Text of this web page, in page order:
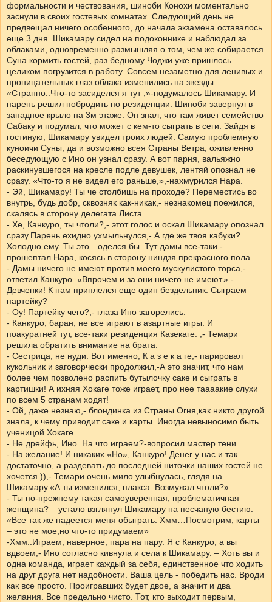
формальности и чествования, шиноби Конохи моментально
заснули в своих гостевых комнатах. Следующий день не
предвещал ничего особенного, до начала экзамена оставалось
еще 3 дня. Шикамару сидел на подоконнике и наблюдал за
облаками, одновременно размышляя о том, чем же собирается
Суна кормить гостей, раз бедному Чоджи уже пришлось
целиком погрузится в работу. Совсем незаметно для ленивых и
проницательных глаз облака изменились на звезды.
«Странно..Что-то засиделся я тут ,»-подумалось Шикамару. И
парень решил побродить по резиденции. Шиноби завернул в
западное крыло на 3м этаже. Он знал, что там живет семейство
Сабаку и подумал, что может с кем-то сыграть в сеги. Зайдя в
гостиную, Шикамару увидел троих людей. Самую проблемную
куноичи Суны, да и возможно всея Страны Ветра, оживленно
беседующую с Ино он узнал сразу. А вот парня, вальяжно
раскинувшегося на кресле подле девушек, лентяй опознал не
сразу. «Что-то я не видел его раньше,»,-нахмурился Нара.
- Эй, Шикамару! Ты че столбишь на проходе? Переместись во
внутрь, будь добр, сквозняк как-никак,- незнакомец поежился,
скалясь в сторону делегата Листа.
- Хе, Канкуро, ты чтоли?,- этот голос и оскал Шикамару опознал
сразу.Парень ехидно ухмыльнулся,- А где же твоя кабуки?
Холодно ему. Ты это…оделся бы. Тут дамы все-таки.-
прошептал Нара, косясь в сторону ниндзя прекрасного пола.
- Дамы ничего не имеют против моего мускулистого торса,-
ответил Канкуро. «Впрочем и за они ничего не имеют.» -
Девченки! К нам приплелся еще один бездельник. Сыграем
партейку?
- Оу! Партейку чего?,- глаза Ино загорелись.
- Канкуро, баран, не все играют в азартные игры. И
поакуратней тут, все-таки резиденция Казекаге. ,- Темари
решила обратить внимание на брата.
- Сестрица, не нуди. Вот именно, К а з е к а ге,- парировал
кукольник и заговорчески продолжил,-А это значит, что нам
более чем позволено распить бутылочку саке и сыграть в
картишки! А ихняя Хокаге тоже играет, про нее таааакие слухи
по всем 5 странам ходят!
- Ой, даже незнаю,- блондинка из Страны Огня,как никто другой
знала, к чему приводит саке и карты. Иногда невыносимо быть
ученицой Хокаге.
- Не дрейфь, Ино. На что играем?-вопросил мастер тени.
- На желание! И никаких «Но», Канкуро! Денег у нас и так
достаточно, а раздевать до последней ниточки наших гостей не
хочется )),- Темари очень мило улыбнулась, глядя на
Шикамару.«А ты изменился, плакса. Возмужал чтоли?»
- Ты по-прежнему такая самоуверенная, проблематичная
женщина? – устало взглянул Шикамару на песчаную бестию.
«Все так же надеется меня обыграть. Хмм…Посмотрим, карты
– это не мое,но что-то придумаем»
-Хмм..Играем, наверное, пара на пару. Я с Канкуро, а вы
вдвоем,- Ино согласно кивнула и села к Шикамару. – Хоть вы и
одна команда, играет каждый за себя, единственное что ходить
на друг друга нет надобности. Ваша цель - победить нас. Вроди
как все просто. Проигравших будет двое, а значит и два
желания. Все предельно чисто. Тот, кто выходит первым,